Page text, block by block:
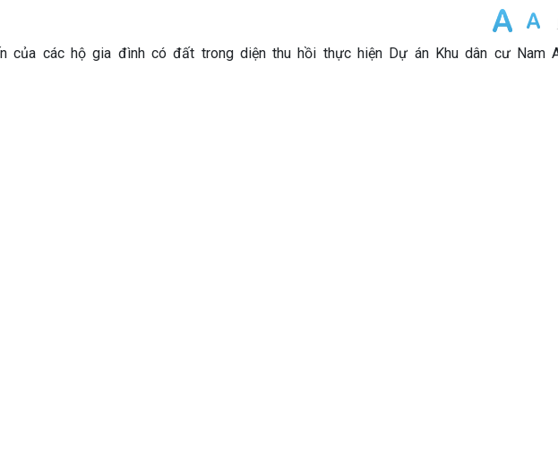
của các hộ gia đình có đất trong diện thu hồi thực hiện Dự án Khu dân cư Nam